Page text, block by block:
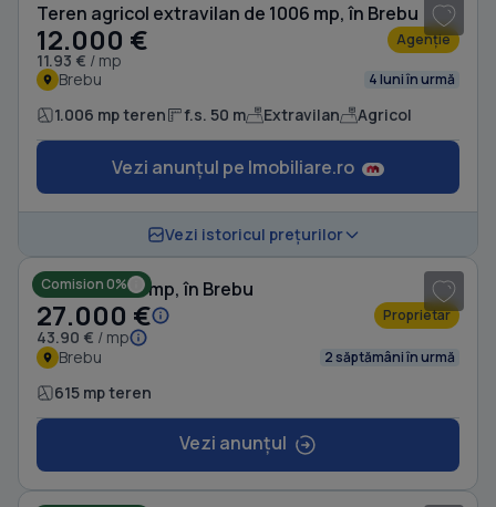
Teren agricol extravilan de 1006 mp, în Brebu
12.000 €
11.93 € / mp
Agenție
Brebu 4 luni în urmă
1.006 mp teren f.s. 50 m Extravilan Agricol
Vezi anunțul pe Imobiliare.ro
Vezi istoricul prețurilor
Comision 0%
Teren de 615 mp, în Brebu
27.000 €
43.90 € / mp
Proprietar
Brebu 2 săptămâni în urmă
615 mp teren
Vezi anunțul